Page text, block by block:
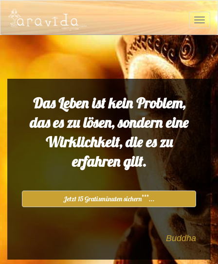
Das Leben ist kein Problem,
das es zu lösen, sondern eine
Wirklichkeit, die es zu
erfahren gilt.
Jetzt 15 Gratisminuten sichern***...
Buddha